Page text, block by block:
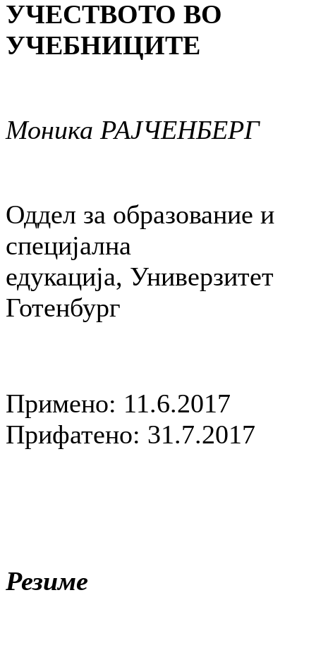
УЧЕСТВОТО ВО
УЧЕБНИЦИТЕ
Моника РАЈЧЕНБЕРГ
Оддел за образование и
специјална
едукација, Универзитет
Готенбург
Примено: 11.6.2017
Прифатено: 31.7.2017
Резиме